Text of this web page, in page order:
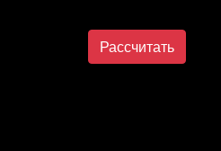
Рассчитать